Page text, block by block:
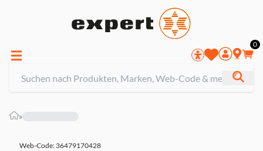
0
»
Web-Code: 36479170428